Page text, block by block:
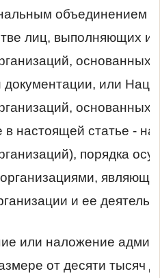
объединением
лиц, выполняющих
документации, или
в настоящей статье -
порядка
и ее
или наложение
от десяти тысяч